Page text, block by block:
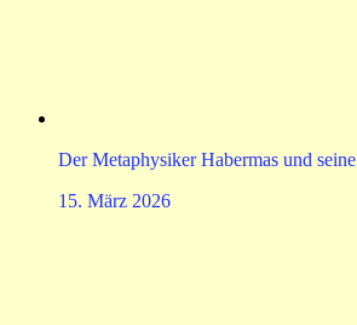
Der Metaphysiker Habermas und
15. März 2026